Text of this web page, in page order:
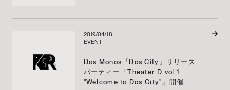
2019/04/18
EVENT
Dos Monos『Dos City』リリース
パーティー「Theater D vol.1
"Welcome to Dos City"」開催